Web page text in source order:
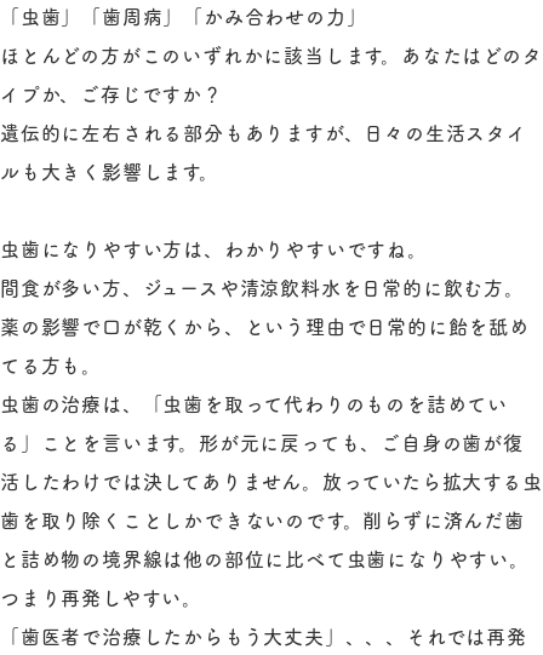
「虫歯」「歯周病」「かみ合わせの力」
ほとんどの方がこのいずれかに該当します。あなたはどのタ
イプか、ご存じですか？
遺伝的に左右される部分もありますが、日々の生活スタイ
ルも大きく影響します。
虫歯になりやすい方は、わかりやすいですね。
間食が多い方、ジュースや清涼飲料水を日常的に飲む方。
薬の影響で口が乾くから、という理由で日常的に飴を舐め
てる方も。
虫歯の治療は、「虫歯を取って代わりのものを詰めてい
る」ことを言います。形が元に戻っても、ご自身の歯が復
活したわけでは決してありません。放っていたら拡大する虫
歯を取り除くことしかできないのです。削らずに済んだ歯
と詰め物の境界線は他の部位に比べて虫歯になりやすい。
つまり再発しやすい。
「歯医者で治療したからもう大丈夫」、、、それでは再発